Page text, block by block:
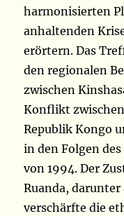
harmonisierten
anhaltenden
erörtern. Das
den regionalen
zwischen
Konflikt
Republik Kongo
in den Folgen
von 1994. Der
Ruanda,
verschärfte die